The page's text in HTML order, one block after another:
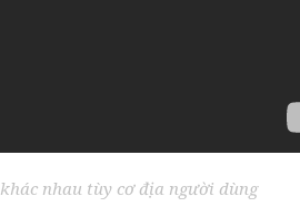
nhau tùy cơ địa người dùng